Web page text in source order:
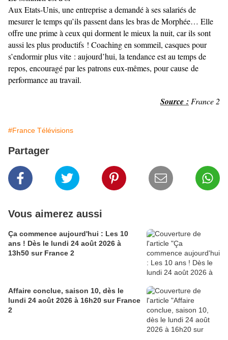
Aux Etats-Unis, une entreprise a demandé à ses salariés de
mesurer le temps qu’ils passent dans les bras de Morphée… Elle
offre une prime à ceux qui dorment le mieux la nuit, car ils sont
aussi les plus productifs ! Coaching en sommeil, casques pour
s’endormir plus vite : aujourd’hui, la tendance est au temps de
repos, encouragé par les patrons eux-mêmes, pour cause de
performance au travail.
Source : France 2
#France Télévisions
Partager
Vous aimerez aussi
Ça commence aujourd'hui : Les 10
ans ! Dès le lundi 24 août 2026 à
13h50 sur France 2
Affaire conclue, saison 10, dès le
lundi 24 août 2026 à 16h20 sur France
2